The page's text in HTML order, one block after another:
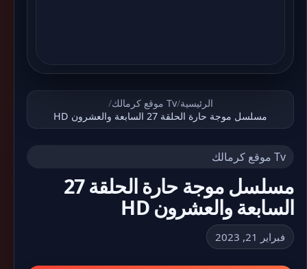
الرئيسية/Tv موقع كرمالك
/
مسلسل موجة حارة الحلقة 27 السابعة والعشرون HD
Tv موقع كرمالك
مسلسل موجة حارة الحلقة 27
السابعة والعشرون HD
فبراير 21, 2023